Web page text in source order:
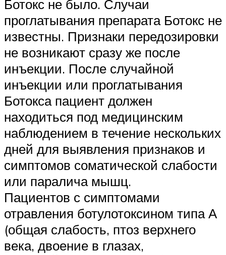
Ботокс не было. Случаи
проглатывания препарата Ботокс не
известны. Признаки передозировки
не возникают сразу же после
инъекции. После случайной
инъекции или проглатывания
Ботокса пациент должен
находиться под медицинским
наблюдением в течение нескольких
дней для выявления признаков и
симптомов соматической слабости
или паралича мышц.
Пациентов с симптомами
отравления ботулотоксином типа А
(общая слабость, птоз верхнего
века, двоение в глазах,